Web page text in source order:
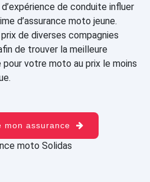
de conduite influer
d’assurance moto jeune.
de diverses compagnies
de trouver la meilleure
votre moto au prix le moins
mon assurance